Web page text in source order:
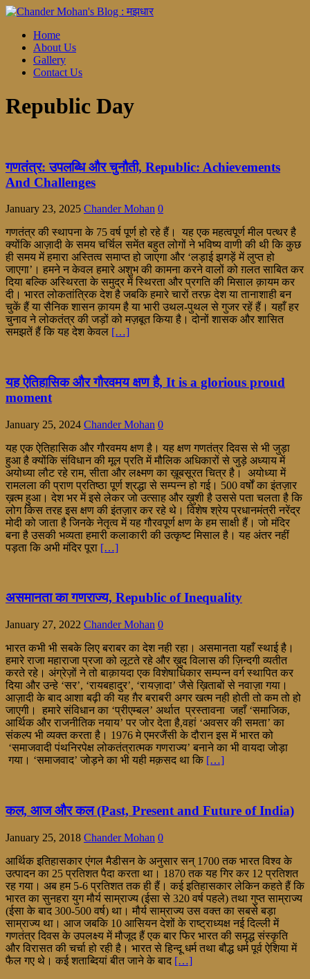
Home
About Us
Gallery
Contact Us
Republic Day
गणतंत्र: उपलब्धि और चुनौती, Republic: Achievements
And Challenges
January 23, 2025 Chander Mohan 0
गणतंत्र की स्थापना के 75 वर्ष पूर्ण हो रहे हैं। यह एक महत्वपूर्ण मील पत्थर है
क्योंकि आज़ादी के समय चर्चिल समेंत बहुत लोगों ने भविष्य वाणी की थी कि कुछ
ही समय में हमारा अस्तित्व समाप्त हो जाएगा और ‘लड़ाई झगड़ें में लुप्त हो
जाएगा’। हमने न केवल हमारे अशुभ की कामना करने वालों को ग़लत साबित कर
दिया बल्कि अस्थिरता के समुद्र में स्थिरता और प्रगति की मिसाल क़ायम कर
दी। भारत लोकतांत्रिक देश है जबकि हमारे चारों तरफ़ देश या तानाशाही बन
चुकें हैं या सैनिक शासन क़ायम है या भारी उथल-पुथल से गुजर रहें हैं। यहाँ हर
चुनाव ने लोकतंत्र की जड़ों को मज़बूत किया है। दोनों शासक और शासित
समझतें हैं कि यह देश केवल […]
यह ऐतिहासिक और गौरवमय क्षण है, It is a glorious proud
moment
January 25, 2024 Chander Mohan 0
यह एक ऐतिहासिक और गौरवमय क्षण है। यह क्षण गणतंत्र दिवस से भी जुड़ा
हुआ है क्योंकि संविधान की मूल प्रति में मौलिक अधिकारों से जुड़े अध्याय में
अयोध्या लौट रहे राम, सीता और लक्ष्मण का ख़ूबसूरत चित्र है। अयोध्या में
रामलला की प्राण प्रतिष्ठा पूर्ण श्रद्धा से सम्पन्न हो गई। 500 वर्षों का इंतज़ार
ख़त्म हुआ। देश भर में इसे लेकर जो उत्साह और ख़ुशी है उससे पता चलता है कि
लोग किस तरह इस क्षण की इंतज़ार कर रहे थे। विशेष श्रेय प्रधानमंत्री नरेंद्र
मोदी को जाता है जिनके नेतृत्व में यह गौरवपूर्ण क्षण के हम साक्षी हैं। जो मंदिर
बना है उसकी भव्यता हमारी कलाकारी की उत्कृष्ट मिसाल है। यह अंतर नहीं
पड़ता कि अभी मंदिर पूरा […]
असमानता का गणराज्य, Republic of Inequality
January 27, 2022 Chander Mohan 0
भारत कभी भी सबके लिए बराबर का देश नही रहा। असमानता यहाँ स्थाई है।
हमारे राजा महाराजा प्रजा को लूटते रहे और ख़ुद विलास की ज़िन्दगी व्यतीत
करते रहे। अंग्रेज़ों ने तो बाक़ायदा एक विशेषाधिकार सम्पन्न वर्ग स्थापित कर
दिया और उन्हे ‘सर’, ‘रायबहादुर’, ‘रायज़ादा’ जैसे ख़िताबों से नवाज़ा गया।
आज़ादी के बाद आशा बढ़ी की यह ग़ैर बराबरी अगर खत्म नही होती तो कम तो हो
जाएगी। हमारे संविधान का ‘प्रीएम्बल’ अर्थात प्रस्तावना जहाँ ‘समाजिक,
आर्थिक और राजनीतिक नयाय’ पर जोर देता है,वहां ‘अवसर की समता’ का
संकल्प भी व्यक्त करता है। 1976 मे एमरजैंसी के दौरान इस में भारत को
‘समाजवादी पंथनिरपेक्ष लोकतंत्रात्मक गणराज्य’ बनाने का भी वायदा जोड़ा
गया। ‘समाजवाद’ जोड़ने का भी यही मक़सद था कि […]
कल, आज और कल (Past, Present and Future of India)
January 25, 2018 Chander Mohan 0
आर्थिक इतिहासकार एंगल मैडीसन के अनुसार सन् 1700 तक भारत विश्व के
उत्पादन का 25 प्रतिशत पैदा करता था। 1870 तक यह गिर कर 12 प्रतिशत
रह गया। अब हम 5-6 प्रतिशत तक ही हैं। कई इतिहासकार लेकिन कहते हैं कि
भारत का सुनहरा युग मौर्य साम्राज्य (ईसा से 320 वर्ष पहले) तथा गुप्त साम्राज्य
(ईसा के बाद 300-500 वर्ष) था। मौर्य साम्राज्य उस वक्त का सबसे बड़ा
साम्राज्य था। आज जबकि 10 आसियन देशों के राष्ट्राध्यक्ष नई दिल्ली में
गणतंत्र दिवस के उपलक्ष्य में मौजूद हैं एक बार फिर भारत की समृद्ध संस्कृति
और विरासत की चर्चा हो रही है। भारत से हिन्दू धर्म तथा बौद्ध धर्म पूर्व ऐशिया में
फैल गए थे। कई शताब्दियां बीत जाने के बाद […]